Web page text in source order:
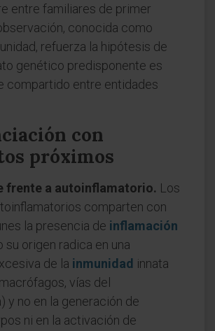
entre familiares de primer
conocida como
refuerza la hipótesis de
genético predisponente es
compartido entre entidades
con
próximos
frente a autoinflamatorio. Los
comparten con
la presencia de inflamación
su origen radica en una
de la inmunidad innata
vías del
y no en la generación de
ni en la activación de